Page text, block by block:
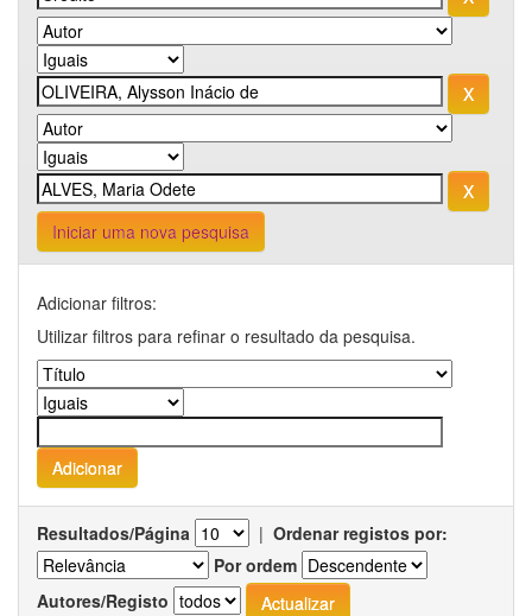
Iniciar uma nova pesquisa
Adicionar filtros:
Utilizar filtros para refinar o resultado da pesquisa.
Resultados/Página | Ordenar registos por:
Por ordem
Autores/Registo